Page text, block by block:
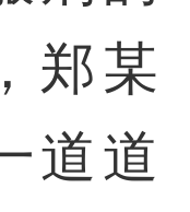
郑某
道道